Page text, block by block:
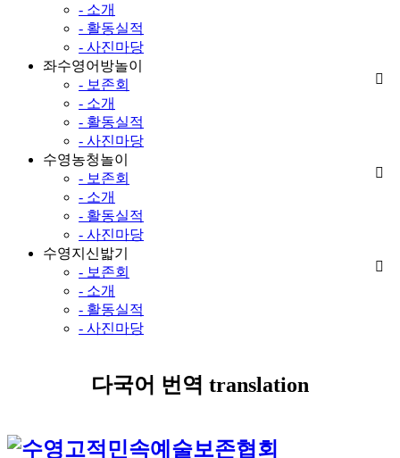
- 소개
- 활동실적
- 사진마당
좌수영어방놀이
- 보존회
- 소개
- 활동실적
- 사진마당
수영농청놀이
- 보존회
- 소개
- 활동실적
- 사진마당
수영지신밟기
- 보존회
- 소개
- 활동실적
- 사진마당
다국어 번역 translation